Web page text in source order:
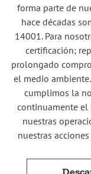
forma parte de
hace décadas
14001. Para
certificación;
prolongado
el medio
cumplimos la
continuamente el
nuestras
nuestras